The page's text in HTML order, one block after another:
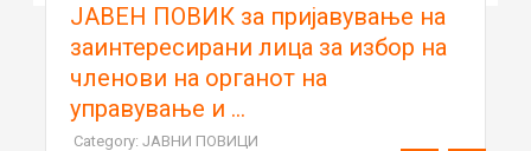
ЈАВЕН ПОВИК за пријавување на
заинтересирани лица за избор на
членови на органот на
управување и ...
Category: ЈАВНИ ПОВИЦИ